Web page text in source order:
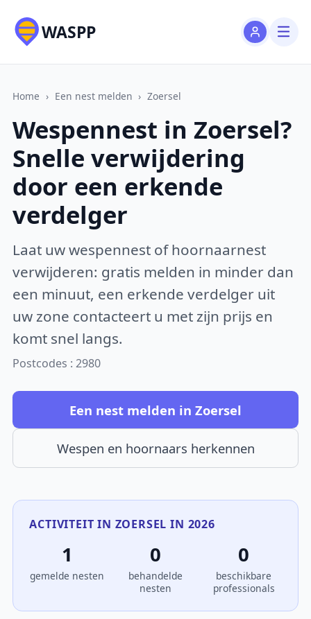
WASPP
Home › Een nest melden › Zoersel
Wespennest in Zoersel?
Snelle verwijdering
door een erkende
verdelger
Laat uw wespennest of hoornaarnest
verwijderen: gratis melden in minder dan
een minuut, een erkende verdelger uit
uw zone contacteert u met zijn prijs en
komt snel langs.
Postcodes : 2980
Een nest melden in Zoersel
Wespen en hoornaars herkennen
ACTIVITEIT IN ZOERSEL IN 2026
1
gemelde nesten
0
behandelde
nesten
0
beschikbare
professionals